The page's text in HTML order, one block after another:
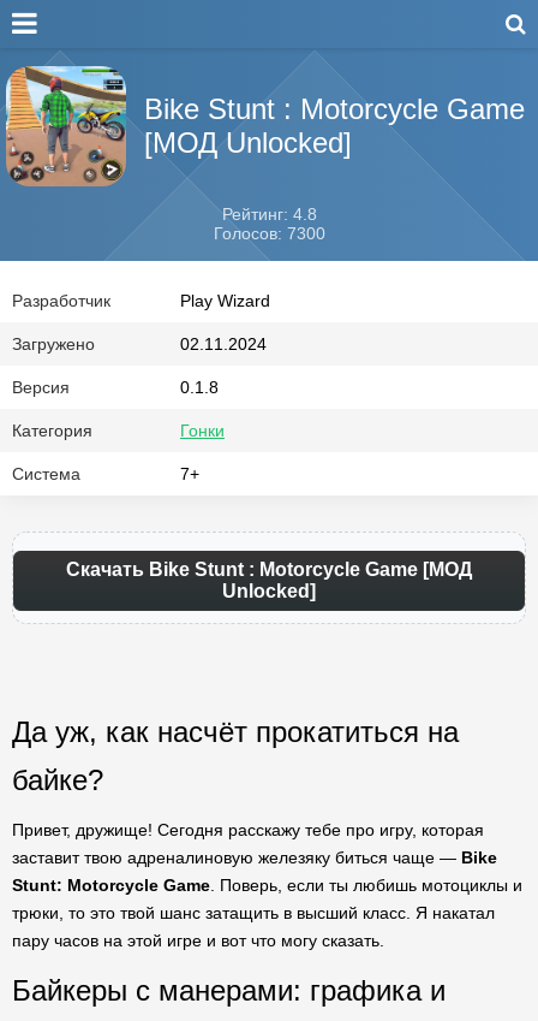
Bike Stunt : Motorcycle Game
[МОД Unlocked]
Рейтинг: 4.8
Голосов: 7300
Разработчик Play Wizard
Загружено 02.11.2024
Версия 0.1.8
Категория Гонки
Система 7+
Скачать Bike Stunt : Motorcycle Game [МОД
Unlocked]
Да уж, как насчёт прокатиться на
байке?
Привет, дружище! Сегодня расскажу тебе про игру, которая
заставит твою адреналиновую железяку биться чаще — Bike
Stunt: Motorcycle Game . Поверь, если ты любишь мотоциклы и
трюки, то это твой шанс затащить в высший класс. Я накатал
пару часов на этой игре и вот что могу сказать.
Байкеры с манерами: графика и